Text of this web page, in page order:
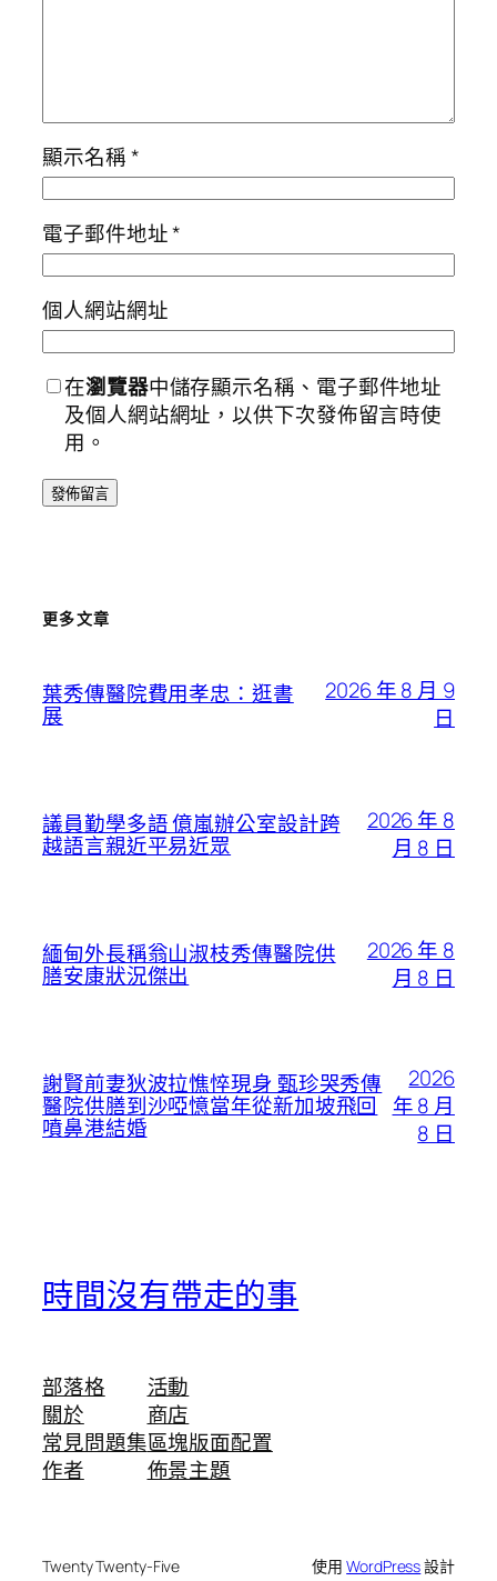
顯示名稱*
電子郵件地址*
個人網站網址
在瀏覽器中儲存顯示名稱、電子郵件地址
及個人網站網址，以供下次發佈留言時使
用。
更多文章
葉秀傳醫院費用孝忠：逛書
展
2026 年 8 月 9
日
議員勤學多語 億嵐辦公室設計跨
越語言親近平易近眾
2026 年 8
月 8 日
緬甸外長稱翁山淑枝秀傳醫院供
膳安康狀況傑出
2026 年 8
月 8 日
謝賢前妻狄波拉憔悴現身 甄珍哭秀傳
醫院供膳到沙啞憶當年從新加坡飛回
噴鼻港結婚
2026
年 8 月
8 日
時間沒有帶走的事
部落格
關於
常見問題集
作者
活動
商店
區塊版面配置
佈景主題
Twenty Twenty-Five 使用WordPress設計